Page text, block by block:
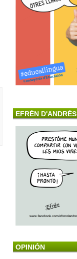
EFRÉN D'ANDRÉS
OPINIÓN